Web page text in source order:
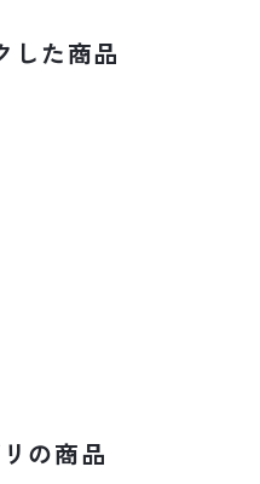
した商品
の商品